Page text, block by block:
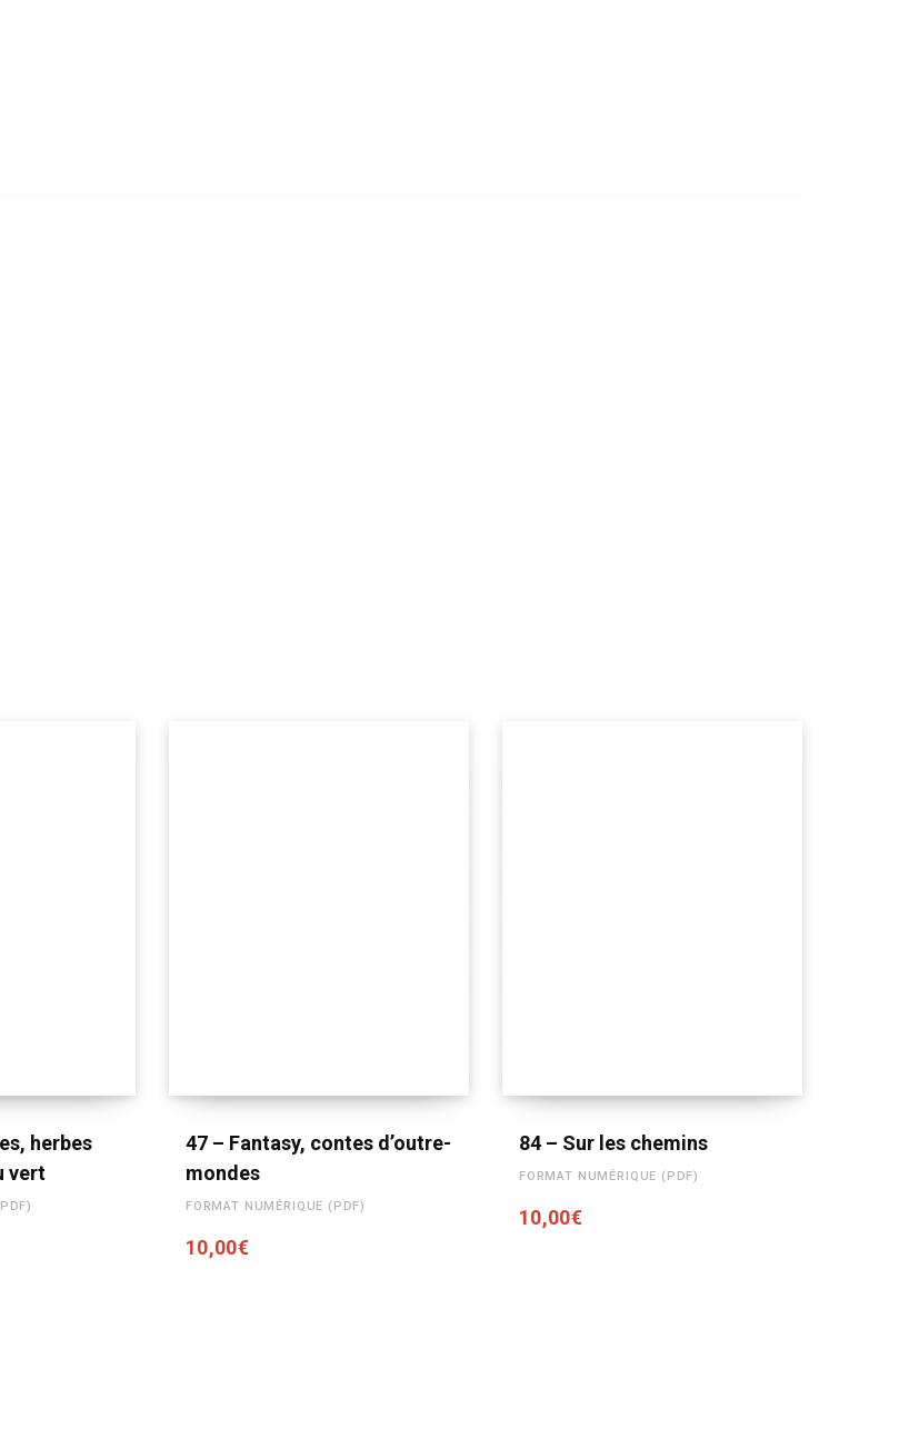
herbes
vert
47 – Fantasy, contes d’outre-
mondes
FORMAT NUMÉRIQUE (PDF)
10,00€
84 – Sur les chemins
FORMAT NUMÉRIQUE (PDF)
10,00€